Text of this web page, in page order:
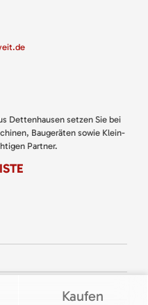
Dettenhausen setzen Sie bei
Baugeräten sowie Klein-
Partner.
Kaufen